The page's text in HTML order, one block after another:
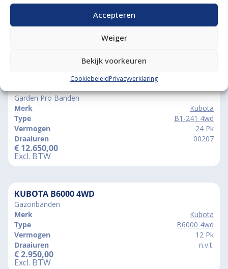
Accepteren
Weiger
Bekijk voorkeuren
CookiebeleidPrivacyverklaring
Vergelijkbare producten
Garden Pro Banden
Merk
Kubota
Type
B1-241 4wd
Vermogen
24 Pk
Draaiuren
00207
€ 12.650,00
Excl. BTW
KUBOTA B6000 4WD
Gazonbanden
Merk
Kubota
Type
B6000 4wd
Vermogen
12 Pk
Draaiuren
n.v.t.
€2.950,00
Excl. BTW